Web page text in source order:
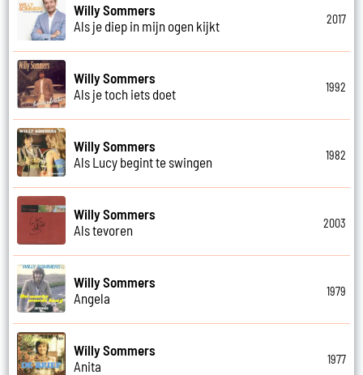
Willy Sommers
Als je diep in mijn ogen kijkt
2017
Willy Sommers
Als je toch iets doet
1992
Willy Sommers
Als Lucy begint te swingen
1982
Willy Sommers
Als tevoren
2003
Willy Sommers
Angela
1979
Willy Sommers
Anita
1977